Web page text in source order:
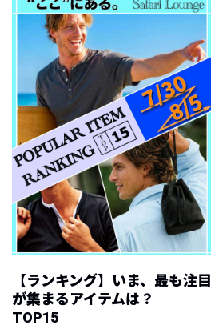
【ランキング】いま、最も注目
が集まるアイテムは？ ｜
TOP15